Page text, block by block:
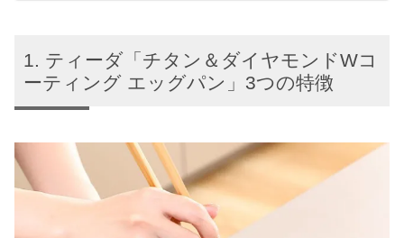
ティーダ「チタン＆ダイヤモンドWコ
ーティング エッグパン」3つの特徴